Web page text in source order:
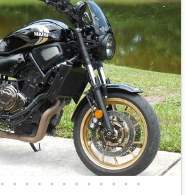
• • • • • • • • • • • •